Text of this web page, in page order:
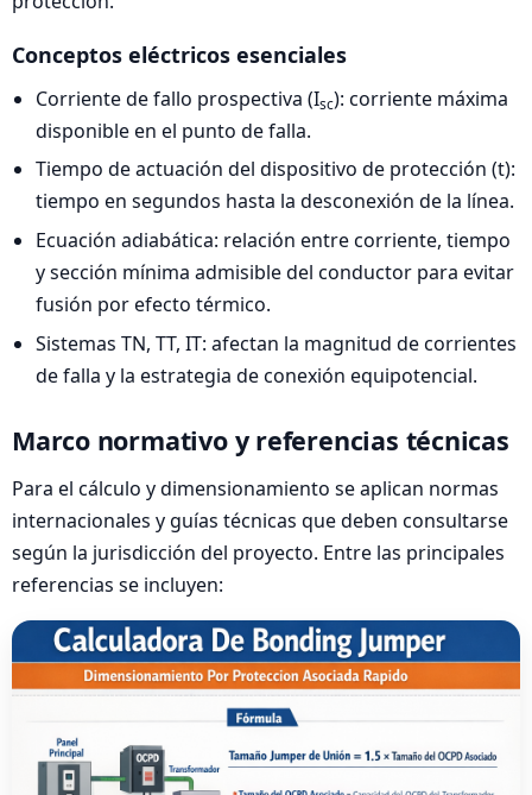
Conceptos eléctricos esenciales
Corriente de fallo prospectiva (Isc): corriente máxima
disponible en el punto de falla.
Tiempo de actuación del dispositivo de protección (t):
tiempo en segundos hasta la desconexión de la línea.
Ecuación adiabática: relación entre corriente, tiempo
y sección mínima admisible del conductor para evitar
fusión por efecto térmico.
Sistemas TN, TT, IT: afectan la magnitud de corrientes
de falla y la estrategia de conexión equipotencial.
Marco normativo y referencias técnicas
Para el cálculo y dimensionamiento se aplican normas
internacionales y guías técnicas que deben consultarse
según la jurisdicción del proyecto. Entre las principales
referencias se incluyen: